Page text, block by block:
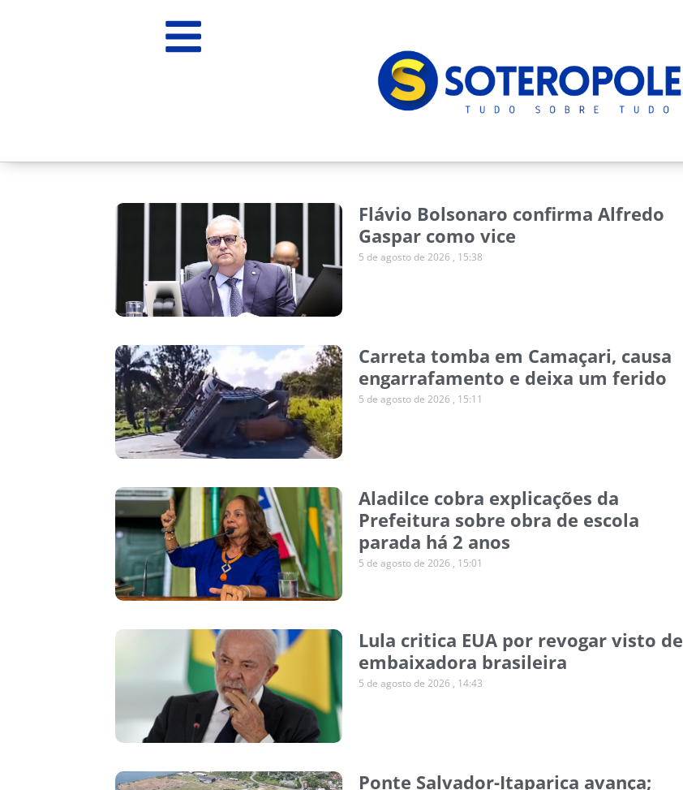
Flávio Bolsonaro confirma Alfredo
Gaspar como vice
5 de agosto de 2026 15:38
Carreta tomba em Camaçari, causa
engarrafamento e deixa um ferido
5 de agosto de 2026 15:11
Aladilce cobra explicações da
Prefeitura sobre obra de escola
parada há 2 anos
5 de agosto de 2026 15:01
Lula critica EUA por revogar visto de
embaixadora brasileira
5 de agosto de 2026 14:43
Ponte Salvador-Itaparica avança;